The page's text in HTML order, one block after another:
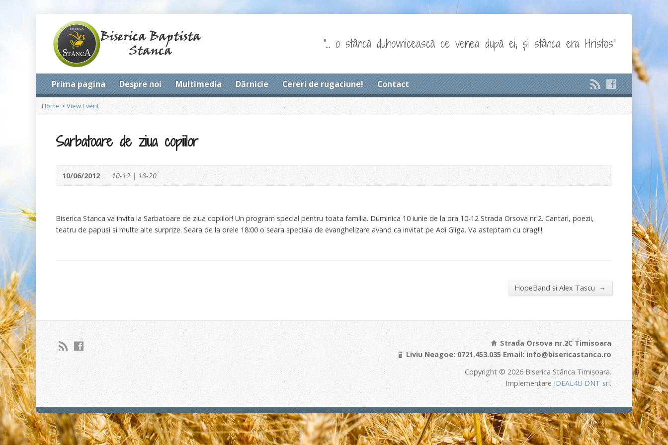
"… o stâncă duhovnicească ce venea după ei; și stânca era Hristos"
Prima pagina Despre noi Multimedia Dărnicie Cereri de rugaciune! Contact
Home > View Event
Sarbatoare de ziua copiilor
10/06/2012 10-12 | 18-20
Biserica Stanca va invita la Sarbatoare de ziua copiilor! Un program special pentru toata familia. Duminica 10 iunie de la ora 10-12 Strada Orsova nr.2. Cantari, poezii,
teatru de papusi si multe alte surprize. Seara de la orele 18:00 o seara speciala de evanghelizare avand ca invitat pe Adi Gliga. Va asteptam cu drag!!!
HopeBand si Alex Tascu →
Strada Orsova nr.2C Timisoara
Liviu Neagoe: 0721.453.035 Email: info@bisericastanca.ro
Copyright © 2026 Biserica Stânca Timișoara.
ImplementareIDEAL4U DNT srl.